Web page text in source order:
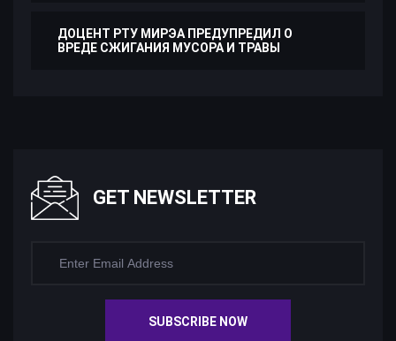
ДОЦЕНТ РТУ МИРЭА ПРЕДУПРЕДИЛ О
ВРЕДЕ СЖИГАНИЯ МУСОРА И ТРАВЫ
GET NEWSLETTER
SUBSCRIBE NOW